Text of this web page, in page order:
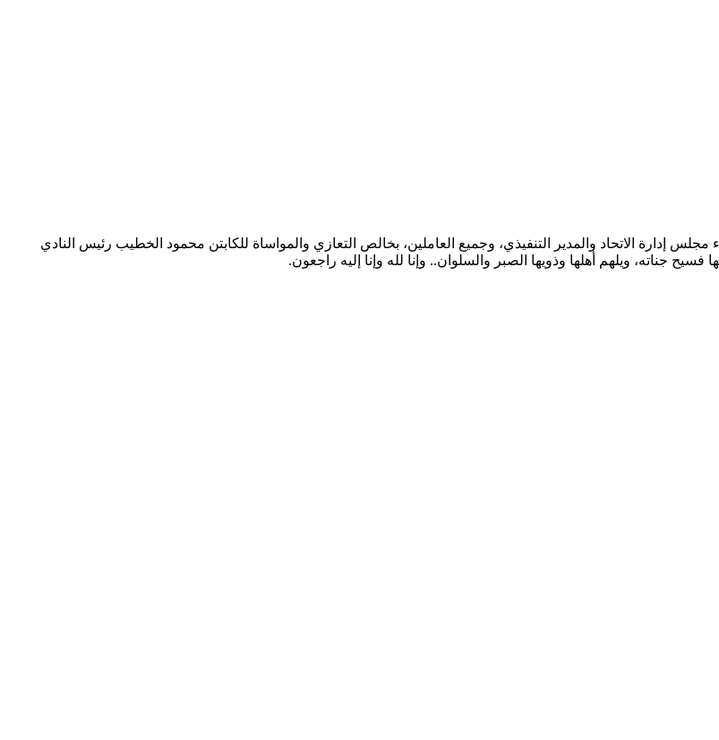
إدارة الاتحاد والمدير التنفيذي، وجميع العاملين، بخالص التعازي والمواساة للكابتن محمود الخطيب رئيس النادي
جناته، ويلهم أهلها وذويها الصبر والسلوان.. وإنا لله وإنا إليه راجعون.